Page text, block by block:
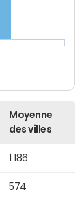
Moyenne
des villes
1 186
574